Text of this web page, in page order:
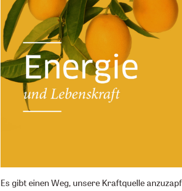
Es gibt einen Weg, unsere Kraftquelle